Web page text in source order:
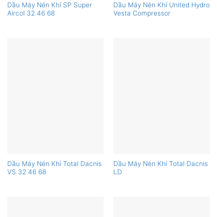
Dầu Máy Nén Khí SP Super
Aircol 32 46 68
Dầu Máy Nén Khí United Hydro
Vesta Compressor
Dầu Máy Nén Khí Total Dacnis
VS 32 46 68
Dầu Máy Nén Khí Total Dacnis
LD